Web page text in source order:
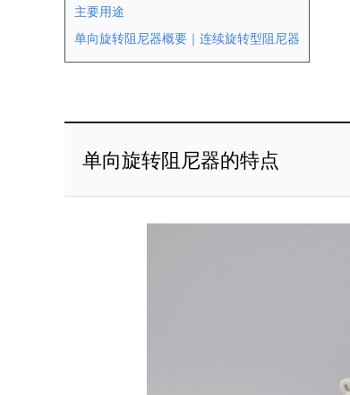
主要用途
单向旋转阻尼器概要｜连续旋转型阻尼器
单向旋转阻尼器的特点